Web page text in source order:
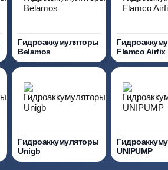
Гидроаккумуляторы
Belamos
Flamco Airfix
Гидроаккумуляторы
Unigb
UNIPUMP